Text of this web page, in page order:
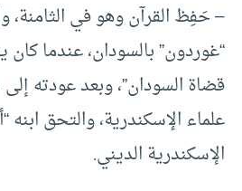
– حَفِظ القرآن وهو في الثامنة،
“غوردون” بالسودان، عندما
قضاة السودان”، وبعد عودته
علماء الإسكندرية، والتحق ابنه
الإسكندرية الديني.